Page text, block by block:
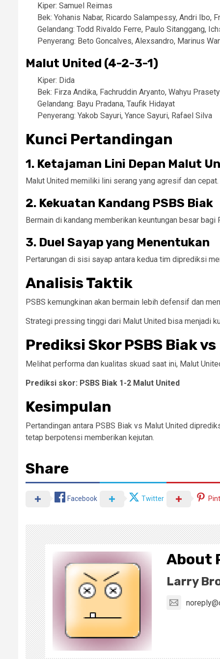
Kiper: Samuel Reimas
Bek: Yohanis Nabar, Ricardo Salampessy, Andri Ibo,
Gelandang: Todd Rivaldo Ferre, Paulo Sitanggang,
Penyerang: Beto Goncalves, Alexsandro, Marinus
Malut United (4-2-3-1)
Kiper: Dida
Bek: Firza Andika, Fachruddin Aryanto, Wahyu
Gelandang: Bayu Pradana, Taufik Hidayat
Penyerang: Yakob Sayuri, Yance Sayuri, Rafael Silva
Kunci Pertandingan
1. Ketajaman Lini Depan Malut
Malut United memiliki lini serang yang agresif dan
2. Kekuatan Kandang PSBS Biak
Bermain di kandang memberikan keuntungan besar
3. Duel Sayap yang Menentukan
Pertarungan di sisi sayap antara kedua tim diprediksi
Analisis Taktik
PSBS kemungkinan akan bermain lebih defensif dan
Strategi pressing tinggi dari Malut United bisa menjadi
Prediksi Skor PSBS Biak
Melihat performa dan kualitas skuad saat ini, Malut
Prediksi skor: PSBS Biak 1-2 Malut United
Kesimpulan
Pertandingan antara PSBS Biak vs Malut United
tetap berpotensi memberikan kejutan.
Share
Facebook Twitter
About
Larry